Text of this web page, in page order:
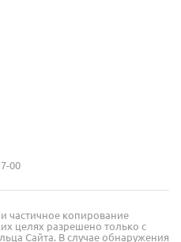
00
частичное копирование
целях разрешено только с
Сайта. В случае обнаружения